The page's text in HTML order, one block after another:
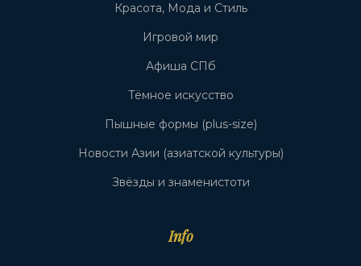
Красота, Мода и Стиль
Игровой мир
Афиша СПб
Тёмное искусство
Пышные формы (plus-size)
Новости Азии (азиатской культуры)
Звёзды и знаменистоти
Info